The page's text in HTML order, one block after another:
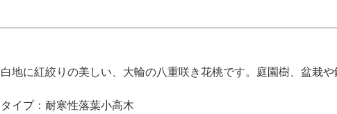
白地に紅絞りの美しい、大輪の八重咲き花桃です。庭園樹、盆栽や
タイプ：耐寒性落葉小高木